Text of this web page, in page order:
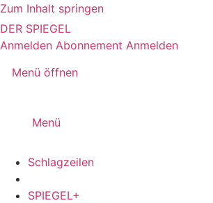
Zum Inhalt springen
DER SPIEGEL
Anmelden Abonnement Anmelden
Menü öffnen
Menü
Schlagzeilen
SPIEGEL+